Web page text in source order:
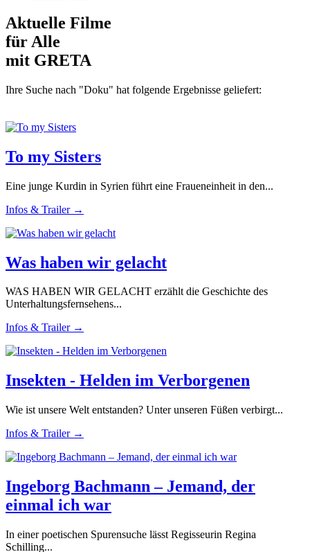
Aktuelle Filme
für Alle
mit GRETA
Ihre Suche nach "Doku" hat folgende Ergebnisse geliefert:
To my Sisters
Eine junge Kurdin in Syrien führt eine Fraueneinheit in den...
Infos & Trailer →
Was haben wir gelacht
WAS HABEN WIR GELACHT erzählt die Geschichte des
Unterhaltungsfernsehens...
Infos & Trailer →
Insekten - Helden im Verborgenen
Wie ist unsere Welt entstanden? Unter unseren Füßen verbirgt...
Infos & Trailer →
Ingeborg Bachmann – Jemand, der
einmal ich war
In einer poetischen Spurensuche lässt Regisseurin Regina
Schilling...